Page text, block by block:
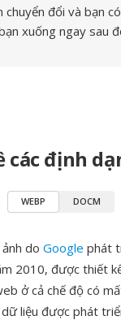
chuyển đổi và bạn
xuống ngay sau
các định
WEBP DOCM
do Google phát
2010, được thiết
ở cả chế độ có
dữ liệu được phát